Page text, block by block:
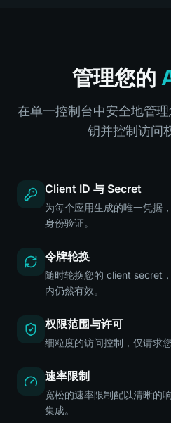
管理您的
在单一控制台中安全地管
钥并控制访问
Client ID 与 Secret
为每个应用生成的唯一凭据
身份验证。
令牌轮换
随时轮换您的 client secret
内仍然有效。
权限范围与许可
细粒度的访问控制，仅请求
速率限制
宽松的速率限制配以清晰的
集成。